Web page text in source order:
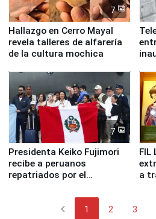
7
Hallazgo en Cerro Mayal
revela talleres de alfarería
de la cultura mochica
7
Presidenta Keiko Fujimori
recibe a peruanos
repatriados por el
FIL
a
chevron_left 1 2 3